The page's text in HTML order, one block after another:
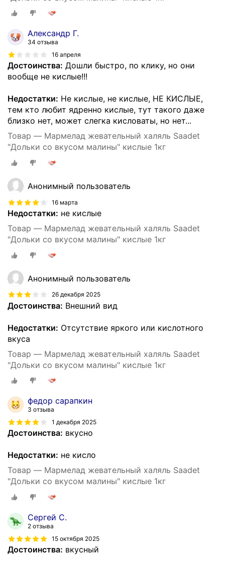
Александр Г.
34 отзыва
16 апреля
Достоинства: Дошли быстро, по клику, но они
вообще не кислые!!!
Недостатки: Не кислые, не кислые, НЕ КИСЛЫЕ,
тем кто любит ядренно кислые, тут такого даже
близко нет, может слегка кисловаты, но нет...
Товар — Мармелад жевательный халяль Saadet
"Дольки со вкусом малины" кислые 1кг
Анонимный пользователь
16 марта
Недостатки: не кислые
Товар — Мармелад жевательный халяль Saadet
"Дольки со вкусом малины" кислые 1кг
Анонимный пользователь
26 декабря 2025
Достоинства: Внешний вид
Недостатки: Отсутствие яркого или кислотного
вкуса
Товар — Мармелад жевательный халяль Saadet
"Дольки со вкусом малины" кислые 1кг
федор сарапкин
3 отзыва
1 декабря 2025
Достоинства: вкусно
Недостатки: не кисло
Товар — Мармелад жевательный халяль Saadet
"Дольки со вкусом малины" кислые 1кг
Сергей С.
2 отзыва
15 октября 2025
Достоинства: вкусный